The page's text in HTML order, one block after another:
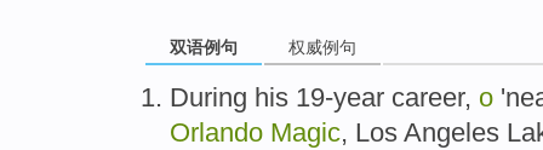
双语例句 权威例句
During his 19-year career, o
Orlando Magic, Los Angeles